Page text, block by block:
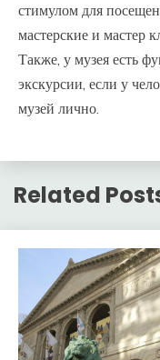
стимулом для
мастерские и мастер
Также, у музея есть
экскурсии, если у
музей лично.
Related